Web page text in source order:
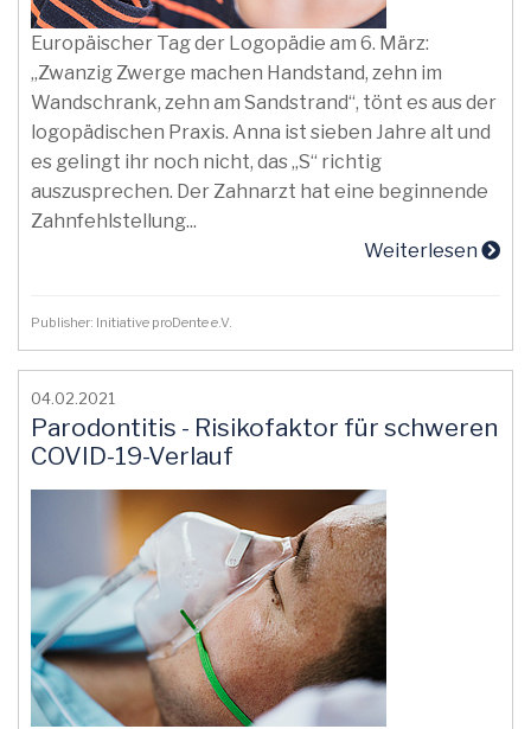
Europäischer Tag der Logopädie am 6. März:
„Zwanzig Zwerge machen Handstand, zehn im
Wandschrank, zehn am Sandstrand“, tönt es aus der
logopädischen Praxis. Anna ist sieben Jahre alt und
es gelingt ihr noch nicht, das „S“ richtig
auszusprechen. Der Zahnarzt hat eine beginnende
Zahnfehlstellung...
Weiterlesen
Publisher: Initiative proDente e.V.
04.02.2021
Parodontitis - Risikofaktor für schweren
COVID-19-Verlauf